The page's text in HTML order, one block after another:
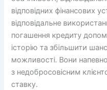
відповідних фінансових
відповідальне
погашення кредиту
історію та збільшити
можливості. Вони
з недобросовісним
ставку.